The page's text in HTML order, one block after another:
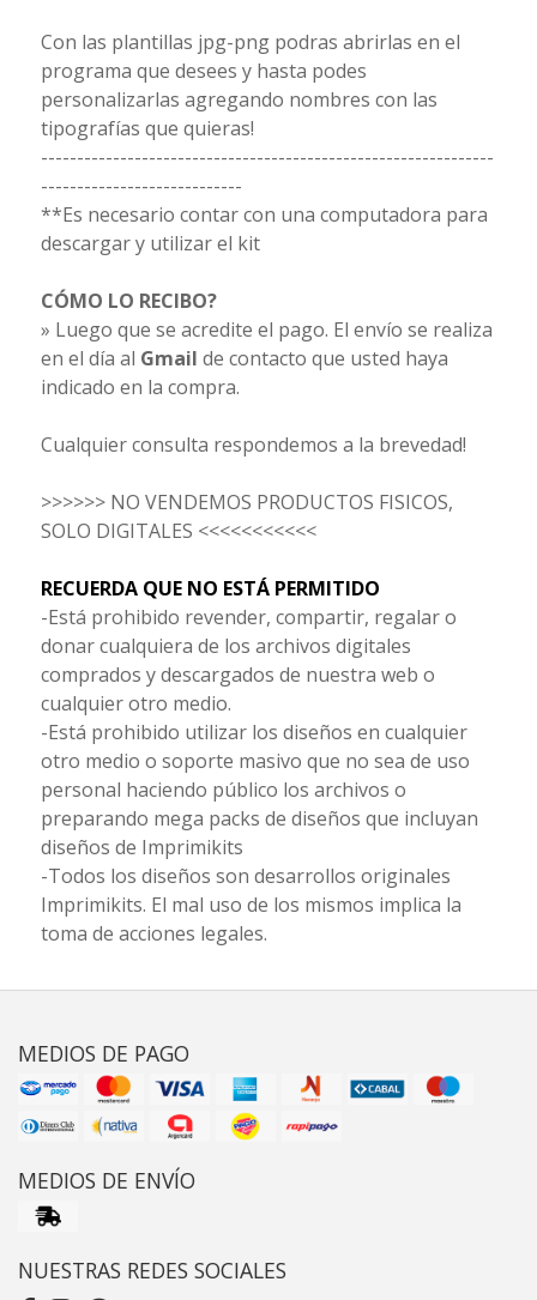
Con las plantillas jpg-png podras abrirlas en el
programa que desees y hasta podes
personalizarlas agregando nombres con las
tipografías que quieras!
---------------------------------------------------------------
----------------------------
**Es necesario contar con una computadora para
descargar y utilizar el kit
CÓMO LO RECIBO?
» Luego que se acredite el pago. El envío se realiza
en el día al Gmail de contacto que usted haya
indicado en la compra.
Cualquier consulta respondemos a la brevedad!
>>>>>> NO VENDEMOS PRODUCTOS FISICOS,
SOLO DIGITALES <<<<<<<<<<<
RECUERDA QUE NO ESTÁ PERMITIDO
-Está prohibido revender, compartir, regalar o
donar cualquiera de los archivos digitales
comprados y descargados de nuestra web o
cualquier otro medio.
-Está prohibido utilizar los diseños en cualquier
otro medio o soporte masivo que no sea de uso
personal haciendo público los archivos o
preparando mega packs de diseños que incluyan
diseños de Imprimikits
-Todos los diseños son desarrollos originales
Imprimikits. El mal uso de los mismos implica la
toma de acciones legales.
MEDIOS DE PAGO
MEDIOS DE ENVÍO
NUESTRAS REDES SOCIALES